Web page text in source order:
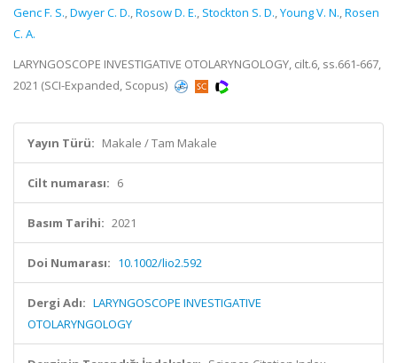
Genc F. S.,Dwyer C. D.,Rosow D. E., Stockton S. D.,Young V. N.,Rosen
C. A.
LARYNGOSCOPE INVESTIGATIVE OTOLARYNGOLOGY, cilt.6, ss.661-667,
2021 (SCI-Expanded, Scopus)
Yayın Türü: Makale / Tam Makale
Cilt numarası: 6
Basım Tarihi: 2021
Doi Numarası: 10.1002/lio2.592
Dergi Adı: LARYNGOSCOPE INVESTIGATIVE
OTOLARYNGOLOGY